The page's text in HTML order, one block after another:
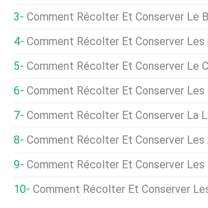
Comment Récolter Et Conserver Le
Comment Récolter Et Conserver Les
Comment Récolter Et Conserver Le
Comment Récolter Et Conserver
Comment Récolter Et Conserver La
Comment Récolter Et Conserver
Comment Récolter Et Conserver
Comment Récolter Et Conserver